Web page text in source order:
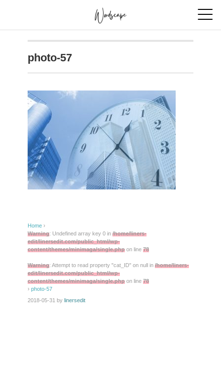
photo-57
Home ›
Warning: Undefined array key 0 in /home/liners-
edit/linersedit.com/public_html/wp-
content/themes/minimaga/single.php on line 78
Warning: Attempt to read property "cat_ID" on null in /home/liners-
edit/linersedit.com/public_html/wp-
content/themes/minimaga/single.php on line 78
› photo-57
2018-05-31 by linersedit